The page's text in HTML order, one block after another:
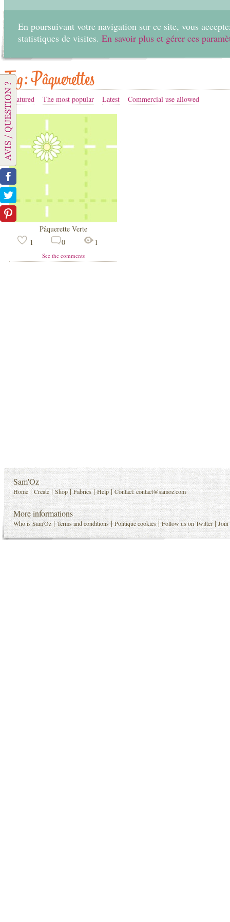
En poursuivant votre navigation sur ce site, vous
statistiques de visites. En savoir plus et gérer ces
Tag: Pâquerettes
Featured The most popular Latest Commercial use allowed
Pâquerette Verte
1
0 1
See the comments
Sam'Oz
Home |Create |Shop |Fabrics |Help |Contact:contact@samoz.com
More informations
Who is Sam'Oz |Terms and conditions |Politique cookies |Follow us on Twitter |Join